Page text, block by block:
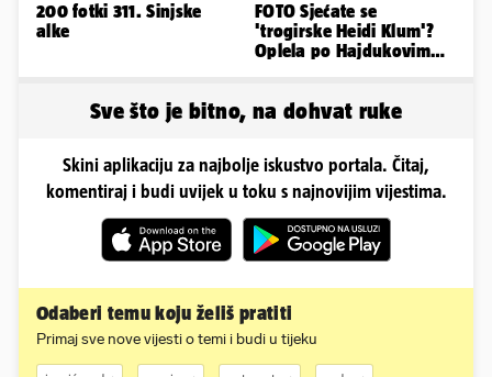
200 fotki 311. Sinjske
alke
FOTO Sjećate se
'trogirske Heidi Klum'?
Oplela po Hajdukovim
Sve što je bitno, na dohvat ruke
Skini aplikaciju za najbolje iskustvo portala. Čitaj,
komentiraj i budi uvijek u toku s najnovijim vijestima.
Odaberi temu koju želiš pratiti
Primaj sve nove vijesti o temi i budi u tijeku